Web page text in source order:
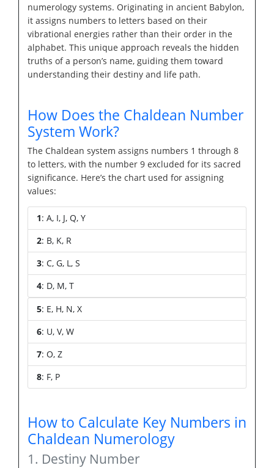
numerology systems. Originating in ancient Babylon,
it assigns numbers to letters based on their
vibrational energies rather than their order in the
alphabet. This unique approach reveals the hidden
truths of a person’s name, guiding them toward
understanding their destiny and life path.
How Does the Chaldean Number
System Work?
The Chaldean system assigns numbers 1 through 8
to letters, with the number 9 excluded for its sacred
significance. Here’s the chart used for assigning
values:
1: A, I, J, Q, Y
2: B, K, R
3: C, G, L, S
4: D, M, T
5: E, H, N, X
6: U, V, W
7: O, Z
8: F, P
How to Calculate Key Numbers in
Chaldean Numerology
1. Destiny Number